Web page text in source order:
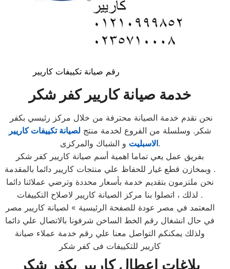
رقم صيانة تكييفات كاريير
خدمة صيانة كاريير كفر شكر
شكر. وسلسلة من الفروع لخدمة منتج لصيانة تكييفات كاريير
الاسبليتو الشباك والمركزى.
بفريق عمل يعي تماما اهمية أسم صيانة كاريير كفر شكر
وبمخازن قطع غيار للحفاظ علي منتجات كاريير دائما بالمقدمة .
نحن ملتزمون بتقديم خدمة بأسعار محددة وترضي عملائنا دائما
. لذلك ، اتصلوا بنا مركز الصيانة كاريير لاصلاح التكييفات
المعتمد في مصر عودة للصفحة الرئيسية » لصيانة كاريير مصر
في حال انشغال رقم الخط الساخن شرفونا بالاتصال علي دائما
ولذلك يمكنكم التواصل معنا علي رقم خدمة عملاء صيانة
كاريير للتكييفات فى كفر شكر
بلاغات اعطال كاريير بكفر شكر